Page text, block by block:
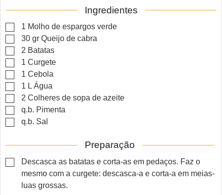
Ingredientes
▢
1 Molho de espargos verde
▢
30 gr Queijo de cabra
▢
2 Batatas
▢
1 Curgete
▢
1 Cebola
▢
1 L Água
▢
2 Colheres de sopa de azeite
▢
q.b. Pimenta
▢
q.b. Sal
Preparação
▢
Descasca as batatas e corta-as em pedaços. Faz o
mesmo com a curgete: descasca-a e corta-a em meias-
luas grossas.